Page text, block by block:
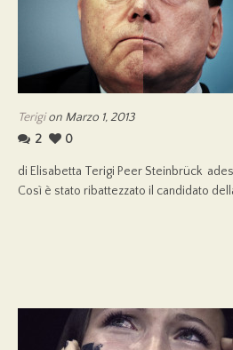
Terigion Marzo 1, 2013
2
0
di Elisabetta Terigi Peer Steinbrück
Così è stato ribattezzato il candidato